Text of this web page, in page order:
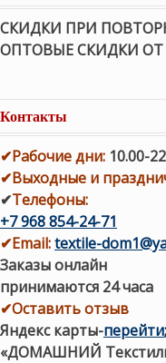
СКИДКИ ПРИ
ОПТОВЫЕ СКИДКИ ОТ
Контакты
✔Рабочие дни: 10.00-
✔Выходные и
✔Телефоны:
+7 968 854-24-71
✔Email:textile-
Заказы онлайн
принимаются 24 часа
✔Оставить отзыв
Яндекс карты-перейти;
«ДОМАШНИЙ